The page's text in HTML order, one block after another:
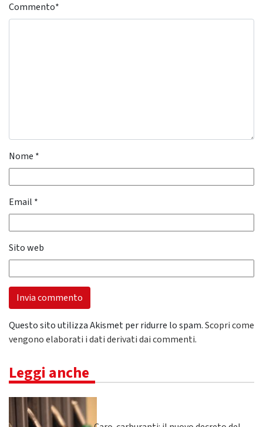
Commento*
Nome *
Email *
Sito web
Questo sito utilizza Akismet per ridurre lo spam.Scopri come
vengono elaborati i dati derivati dai commenti.
Leggi anche